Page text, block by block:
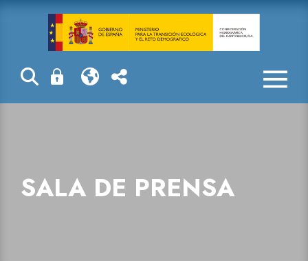
Sala de prensa
SALA DE PRENSA